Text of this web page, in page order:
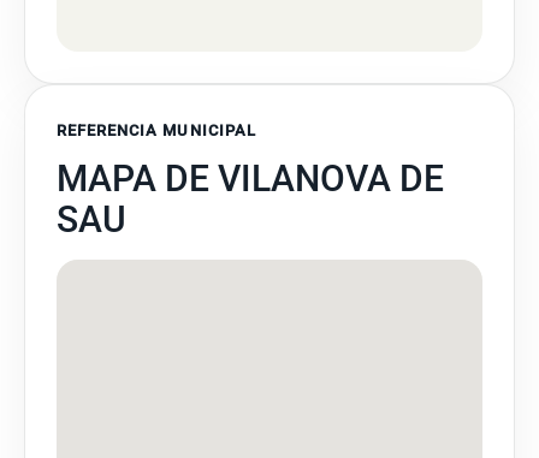
REFERENCIA MUNICIPAL
MAPA DE VILANOVA DE
SAU